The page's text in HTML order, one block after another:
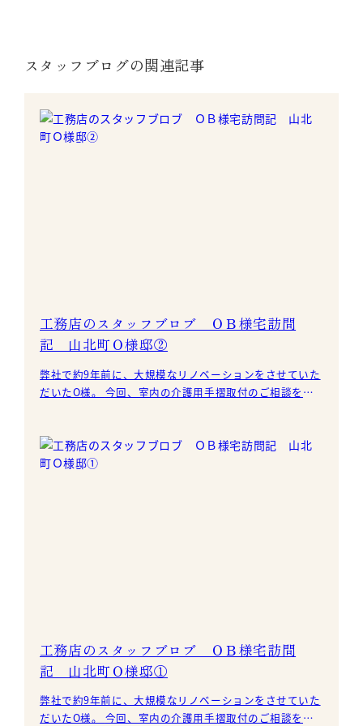
スタッフブログの関連記事
工務店のスタッフブロブ ＯＢ様宅訪問
記 山北町Ｏ様邸②
弊社で約9年前に、大規模なリノベーションをさせていた
だいたO様。 今回、室内の介護用手摺取付のご相談を受
工務店のスタッフブロブ ＯＢ様宅訪問
記 山北町Ｏ様邸①
弊社で約9年前に、大規模なリノベーションをさせていた
だいたO様。 今回、室内の介護用手摺取付のご相談を受